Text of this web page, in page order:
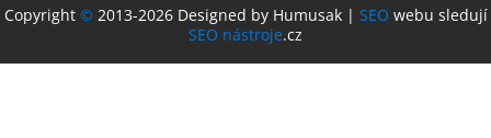
Copyright © 2013-2026 Designed by Humusak | SEO webu sledují
SEO nástroje.cz